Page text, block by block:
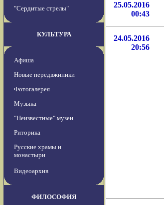
"Сердитые стрелы"
КУЛЬТУРА
Афиша
Новые передвжиники
Фотогалерея
Музыка
"Неизвестные" музеи
Риторика
Русские храмы и
монастыри
Видеоархив
ФИЛОСОФИЯ
25.05.2016
00:43
24.05.2016
20:56